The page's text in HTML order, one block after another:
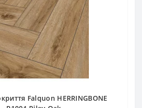
Falquon HERRINGBONE